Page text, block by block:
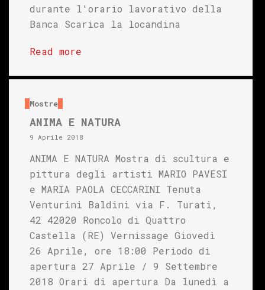
durante l'orario lavorativo della
Banca Scarica la locandina
Read more
Mostre
ANIMA E NATURA
9 Aprile 2018
ANIMA E NATURA Mostra di scultura e
pittura degli artisti MARIO PAVESI
e MARIA PAOLA CECCARINI Tenuta
Venturini Baldini via F. Turati,
42 42020 Roncolo di Quattro
Castella (RE) Vernissage Giovedì
26 Aprile, ore 18:00 Periodo di
apertura 27 Aprile / 9 Settembre
2018 Orari di apertura Da lunedì a